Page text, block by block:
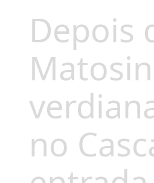
Depois
no